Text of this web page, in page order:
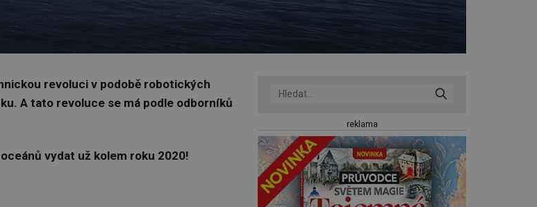
revoluci v podobě robotických
A tato revoluce se má podle odborníků
vydat už kolem roku 2020!
reklama